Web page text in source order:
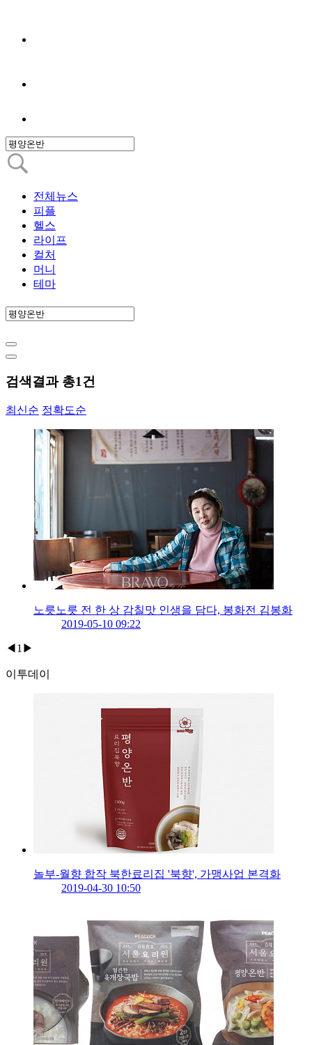
전체뉴스
피플
헬스
라이프
컬처
머니
테마
검색결과 총1건
최신순 정확도순
노릇노릇 전 한 상 감칠맛 인생을 담다, 봉화전 김봉화
2019-05-10 09:22
◀ 1 ▶
이투데이
놀부-월향 합작 북한료리집 '북향', 가맹사업 본격화
2019-04-30 10:50